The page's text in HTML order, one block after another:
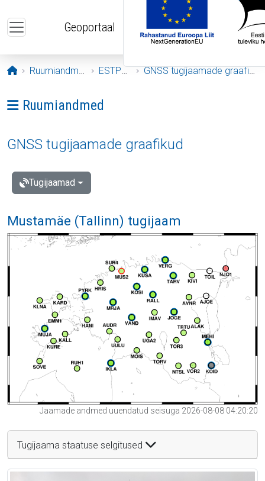
Geoportaal
Avaleht
Ruumiandmed ESTPOS GNSS tugijaamade graafikud
Ava menüü: Ruumiandmed
Ruumiandmed
GNSS tugijaamade graafikud
Tugijaamad
Mustamäe (Tallinn) tugijaam
Jaamade andmed uuendatud seisuga 2026-08-08 04:20:20
Tugijaama staatuse selgitused